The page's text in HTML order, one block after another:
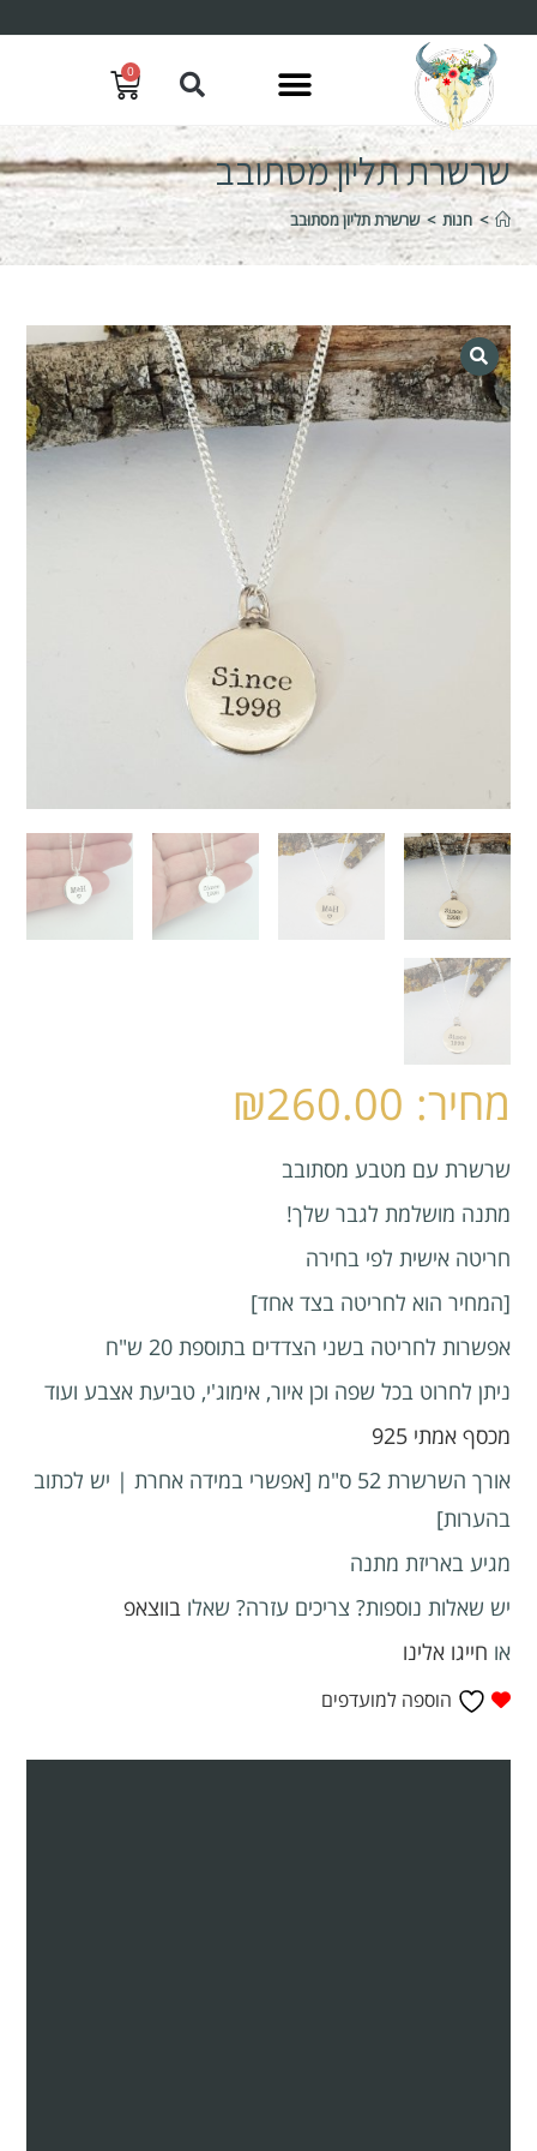
0
שרשרת תליון מסתובב
> חנות > שרשרת תליון מסתובב
₪260.00
שרשרת עם מטבע מסתובב
מתנה מושלמת לגבר שלך!
חריטה אישית לפי בחירה
[המחיר הוא לחריטה בצד אחד]
אפשרות לחריטה בשני הצדדים בתוספת 20 ש"ח
ניתן לחרוט בכל שפה וכן איור, אימוג'י, טביעת אצבע ועוד
מכסף אמתי 925
אורך השרשרת 52 ס"מ [אפשרי במידה אחרת | יש לכתוב
בהערות]
מגיע באריזת מתנה
יש שאלות נוספות? צריכים עזרה? שאלו בווצאפ
או חייגו אלינו
הוספה למועדפים